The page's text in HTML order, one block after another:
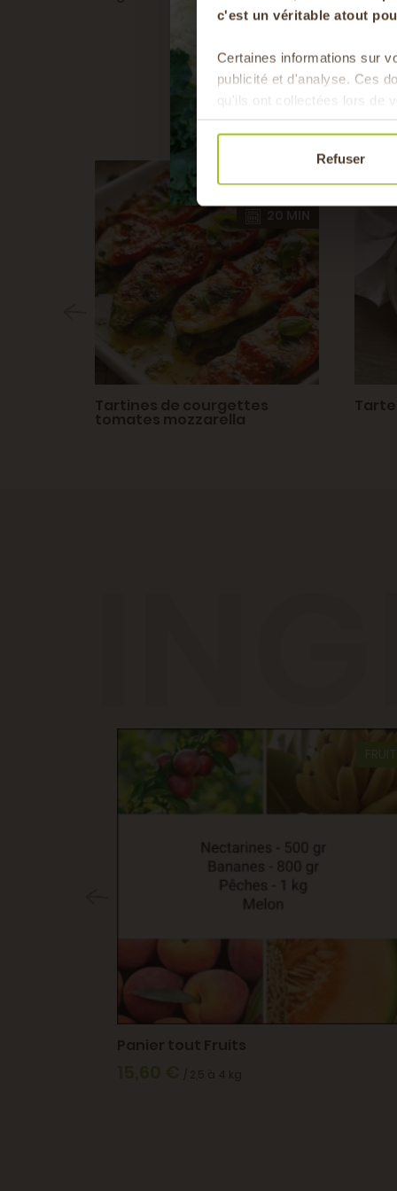
c'est un véritable atout
Certaines informations sur
publicité et d'analyse. Ces
qu'ils ont collectées lors de
Refuser
5 MIN
Tartines de courgettes
tomates mozzarella